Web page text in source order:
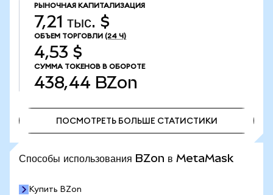
РЫНОЧНАЯ КАПИТАЛИЗАЦИЯ
7,21 тыс. $
ОБЪЕМ ТОРГОВЛИ (24 Ч)
4,53 $
СУММА ТОКЕНОВ В ОБОРОТЕ
438,44 BZon
ПОСМОТРЕТЬ БОЛЬШЕ СТАТИСТИКИ
Способы использования BZon в MetaMask
Купить BZon